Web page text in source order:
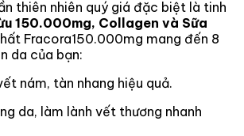
thiên nhiên quý giá đặc biệt là tinh
150.000mg, Collagen và Sữa
Fracora150.000mg mang đến 8
da của bạn:
nám, tàn nhang hiệu quả.
da, làm lành vết thương nhanh